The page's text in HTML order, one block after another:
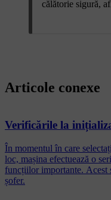
călătorie sigură,
Articole conexe
Verificările la
În momentul în care
loc, mașina efectuează o
funcțiilor importante. Acest
șofer.